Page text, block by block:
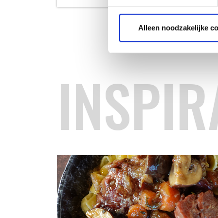
Alleen noodzakelijke